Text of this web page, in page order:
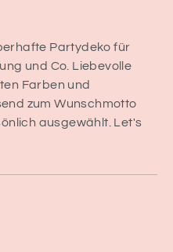
Partydeko für
und Co. Liebevolle
Farben und
zum Wunschmotto
ausgewählt. Let's